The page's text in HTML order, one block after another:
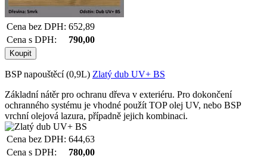
Cena bez DPH: 652,89
Cena s DPH:
790,00
BSP napouštěcí (0,9L) Zlatý dub UV+ BS
Základní nátěr pro ochranu dřeva v exteriéru. Pro dokončení
ochranného systému je vhodné použít TOP olej UV, nebo BSP
vrchní olejová lazura, případně jejich kombinaci.
Cena bez DPH: 644,63
Cena s DPH:
780,00